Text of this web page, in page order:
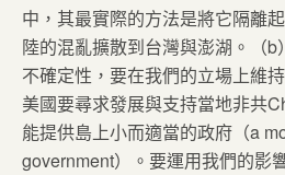
中，其最實際的方法是將它隔離
陸的混亂擴散到台灣與澎湖。（
不確定性，要在我們的立場上維
美國要尋求發展與支持當地非共
能提供島上小而適當的政府（a
government）。要運用我們的影